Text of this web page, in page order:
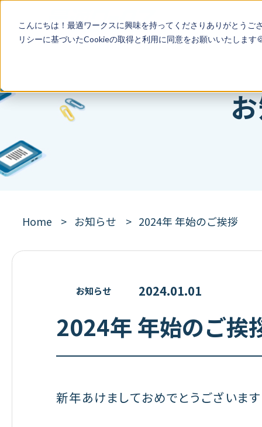
こんにちは！最適ワークスに興味を持ってくださりありがとう
リシーに基づいたCookieの取得と利用に同意をお願いいたします
Home お知らせ 2024年 年始のご挨拶
お知らせ 2024.01.01
2024年 年始のご挨
新年あけましておめでとうございます